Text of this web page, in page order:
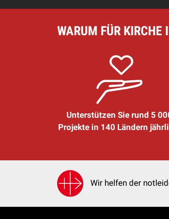
WARUM FÜR KIRCHE
Unterstützen Sie rund 5
Projekte in 140 Ländern
Wir helfen der